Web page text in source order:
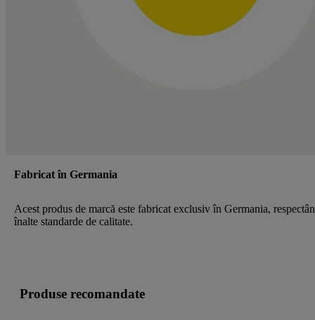
Fabricat în Germania
Acest produs de marcă este fabricat exclusiv în Germania,
înalte standarde de calitate.
Produse recomandate